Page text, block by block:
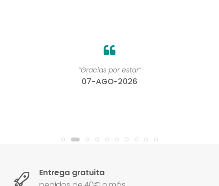
“Gracias por estar”
07-AGO-2026
Entrega gratuita